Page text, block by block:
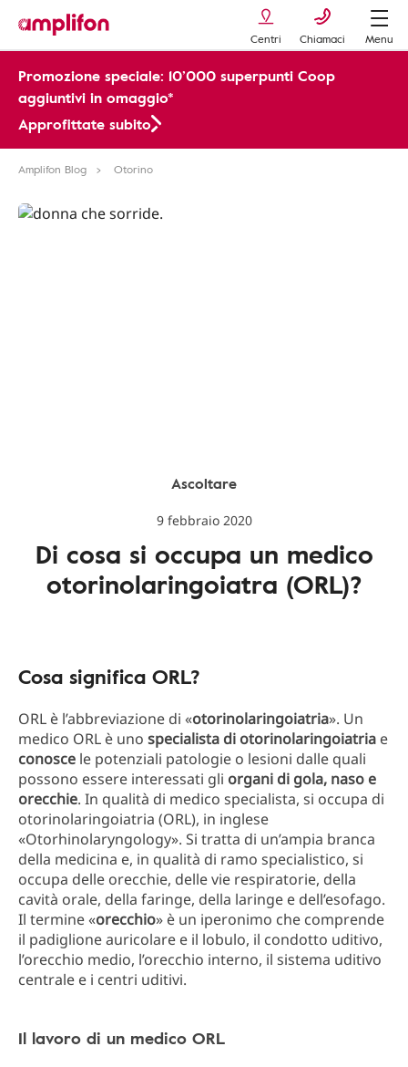
Centri Chiamaci Menu
Promozione speciale: 10’000 superpunti Coop
aggiuntivi in omaggio*
Approfittate subito
Amplifon Blog Otorino
Ascoltare
9 febbraio 2020
Di cosa si occupa un medico
otorinolaringoiatra (ORL)?
Cosa significa ORL?
ORL è l’abbreviazione di «otorinolaringoiatria». Un
medico ORL è uno specialista di otorinolaringoiatria e
conosce le potenziali patologie o lesioni dalle quali
possono essere interessati gli organi di gola, naso e
orecchie. In qualità di medico specialista, si occupa di
otorinolaringoiatria (ORL), in inglese
«Otorhinolaryngology». Si tratta di un’ampia branca
della medicina e, in qualità di ramo specialistico, si
occupa delle orecchie, delle vie respiratorie, della
cavità orale, della faringe, della laringe e dell’esofago.
Il termine «orecchio» è un iperonimo che comprende
il padiglione auricolare e il lobulo, il condotto uditivo,
l’orecchio medio, l’orecchio interno, il sistema uditivo
centrale e i centri uditivi.
Il lavoro di un medico ORL